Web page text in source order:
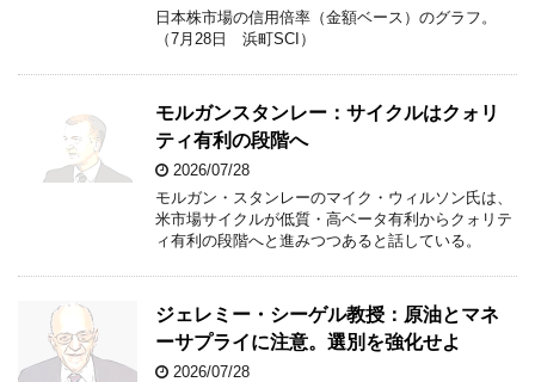
日本株市場の信用倍率（金額ベース）のグラフ。
（7月28日 浜町SCI）
モルガンスタンレー：サイクルはクォリ
ティ有利の段階へ
2026/07/28
モルガン・スタンレーのマイク・ウィルソン氏は、
米市場サイクルが低質・高ベータ有利からクォリテ
ィ有利の段階へと進みつつあると話している。
ジェレミー・シーゲル教授：原油とマネ
ーサプライに注意。選別を強化せよ
2026/07/28